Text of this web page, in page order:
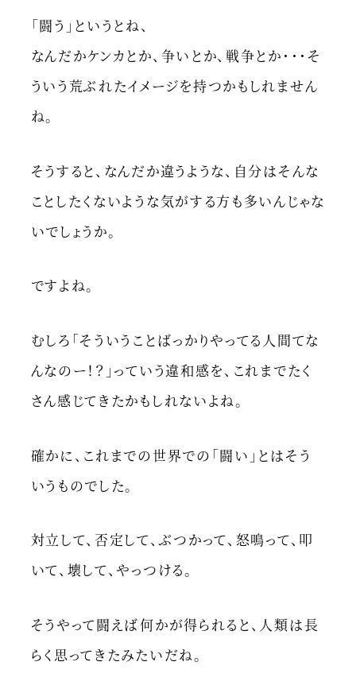
「闘う」というとね、
なんだかケンカとか、争いとか、戦争とか・・・そ
ういう荒ぶれたイメージを持つかもしれません
ね。
そうすると、なんだか違うような、自分はそんな
ことしたくないような気がする方も多いんじゃな
いでしょうか。
ですよね。
むしろ「そういうことばっかりやってる人間てな
んなのー！？」っていう違和感を、これまでたく
さん感じてきたかもしれないよね。
確かに、これまでの世界での「闘い」とはそう
いうものでした。
対立して、否定して、ぶつかって、怒鳴って、叩
いて、壊して、やっつける。
そうやって闘えば何かが得られると、人類は長
らく思ってきたみたいだね。